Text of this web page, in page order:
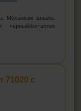
Механизм запала:
черный/металлик
71020 с